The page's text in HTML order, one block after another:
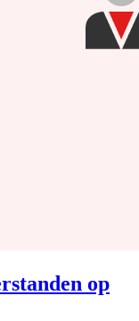
op